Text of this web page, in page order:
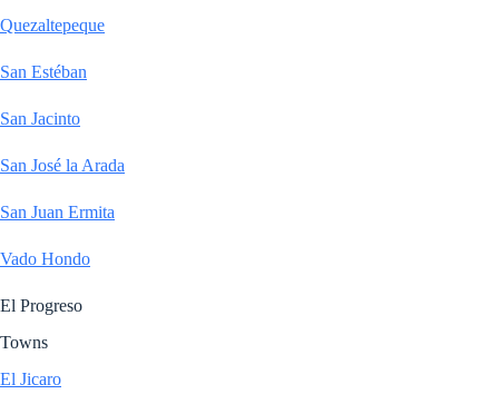
Quezaltepeque
San Estéban
San Jacinto
San José la Arada
San Juan Ermita
Vado Hondo
El Progreso
Towns
El Jicaro